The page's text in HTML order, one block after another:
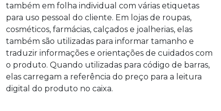
também em folha individual com várias etiquetas
para uso pessoal do cliente. Em lojas de roupas,
cosméticos, farmácias, calçados e joalherias, elas
também são utilizadas para informar tamanho e
traduzir informações e orientações de cuidados com
o produto. Quando utilizadas para código de barras,
elas carregam a referência do preço para a leitura
digital do produto no caixa.